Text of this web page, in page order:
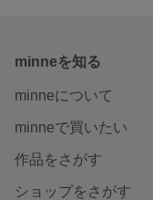
minneを知る
minneについて
minneで買いたい
作品をさがす
ショップをさがす